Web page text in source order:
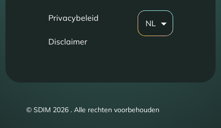
Privacybeleid
Disclaimer
NL
© SDIM 2026 . Alle rechten voorbehouden